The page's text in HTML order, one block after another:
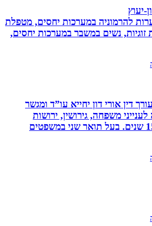
להרמוניה במערכות יחסים, מטפלת
נשים במשבר במערכות יחסים,
דין אורי דון יחייא עו”ד ומגשר
משפחה, גירושין, ירושות
מעל 15 שנים. בעל תואר שני במשפטים